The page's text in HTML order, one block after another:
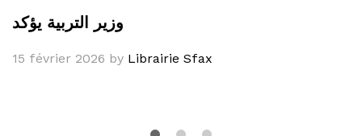
وزير التربية يؤكد
15 février 2026 by Librairie Sfax